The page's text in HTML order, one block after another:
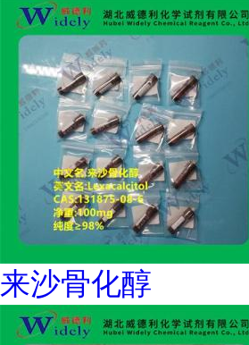
来沙骨化醇